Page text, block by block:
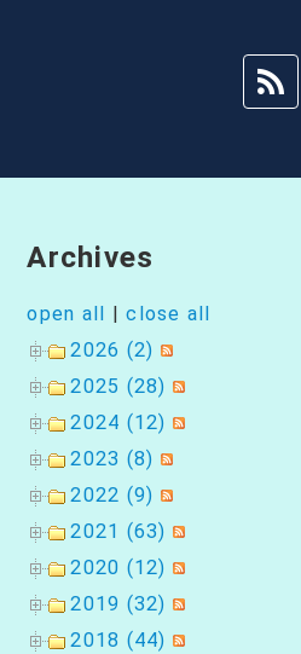
Archives
open all |close all
2026 (2)
2025 (28)
2024 (12)
2023 (8)
2022 (9)
2021 (63)
2020 (12)
2019 (32)
2018 (44)